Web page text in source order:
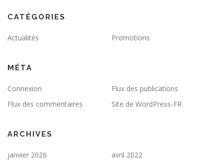
CATÉGORIES
Actualités Promotions
MÉTA
Connexion
Flux des publications
Flux des commentaires
Site de WordPress-FR
ARCHIVES
janvier 2026
avril 2022